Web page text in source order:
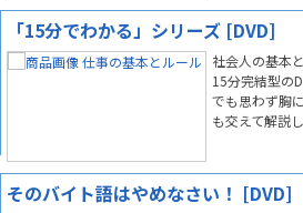
「15分でわかる」シリーズ [DVD]
社会人の基本
15分完結型の
でも思わず胸
も交えて解説
そのバイト語はやめなさい！ [DVD]